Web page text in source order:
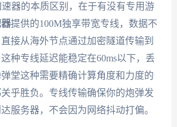
器的本质区别，在于有没有专用游
提供的100M独享带宽专线，数据不
接从海外节点通过加密隧道传输到
种专线延迟能稳定在60ms以下，丢
堂这种需要精确计算角度和力度的
乎胜负。专线传输确保你的炮弹发
服务器，不会因为网络抖动打偏。